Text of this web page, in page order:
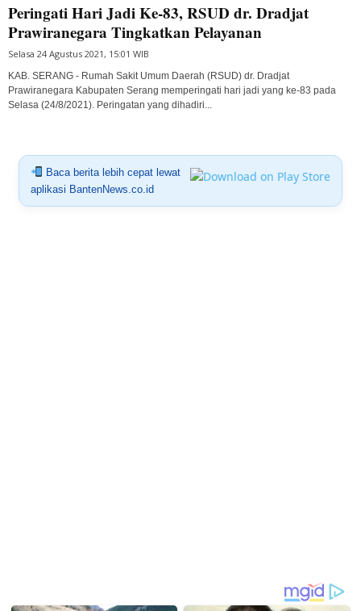
Peringati Hari Jadi Ke-83, RSUD dr. Dradjat
Prawiranegara Tingkatkan Pelayanan
Selasa 24 Agustus 2021, 15:01 WIB
KAB. SERANG - Rumah Sakit Umum Daerah (RSUD) dr. Dradjat
Prawiranegara Kabupaten Serang memperingati hari jadi yang ke-83 pada
Selasa (24/8/2021). Peringatan yang dihadiri...
Baca berita lebih cepat lewat
aplikasi BantenNews.co.id